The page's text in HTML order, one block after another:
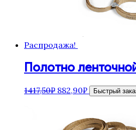
Распродажа!
Полотно
1417,50₽ Первоначальная
1417,50₽.
882,90₽Текущая
Быстрый